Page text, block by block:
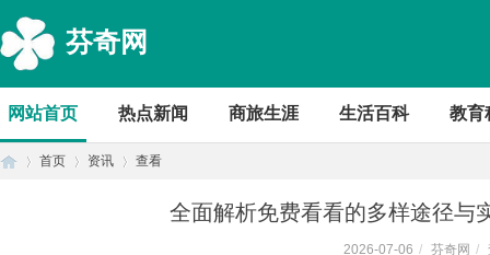
芬奇网
网站首页 热点新闻 商旅生涯 生活百科 教育
首页 资讯 查看
全面解析免费看看的多样途径与
2026-07-06 / 芬奇网 /